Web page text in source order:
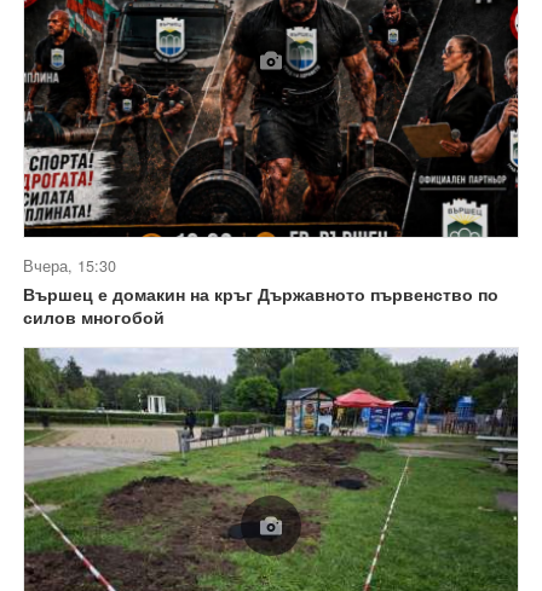
Вчера, 15:30
Вършец е домакин на кръг Държавното първенство по
силов многобой